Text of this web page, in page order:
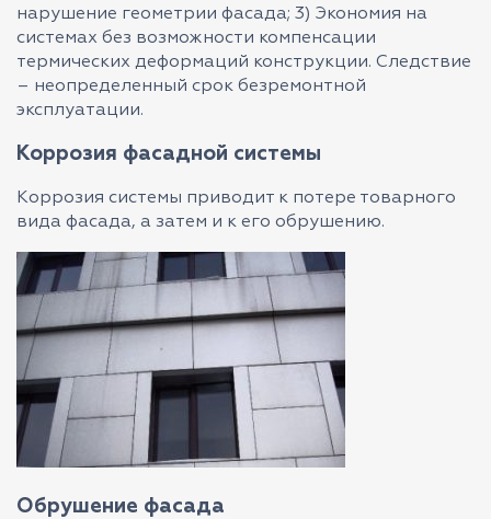
нарушение геометрии фасада; 3) Экономия на
системах без возможности компенсации
термических деформаций конструкции. Следствие
– неопределенный срок безремонтной
эксплуатации.
Коррозия фасадной системы
Коррозия системы приводит к потере товарного
вида фасада, а затем и к его обрушению.
Обрушение фасада